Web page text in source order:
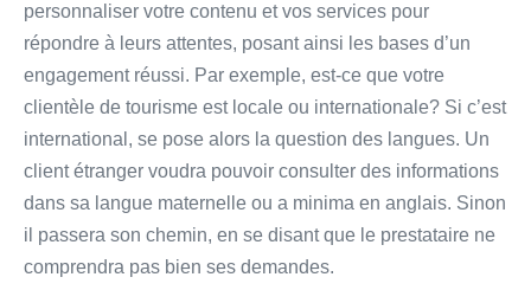
personnaliser votre contenu et vos services pour
répondre à leurs attentes, posant ainsi les bases d’un
engagement réussi. Par exemple, est-ce que votre
clientèle de tourisme est locale ou internationale? Si c’est
international, se pose alors la question des langues. Un
client étranger voudra pouvoir consulter des informations
dans sa langue maternelle ou a minima en anglais. Sinon
il passera son chemin, en se disant que le prestataire ne
comprendra pas bien ses demandes.